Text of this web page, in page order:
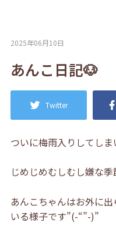
2025年06月10日
あんこ日記🐶
Twitter
ついに梅雨入りしてし
じめじめむしむし嫌な
あんこちゃんはお外に
いる様子です”(-“”-)”